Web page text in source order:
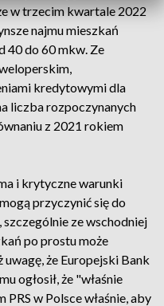
w trzecim kwartale 2022
najmu mieszkań
40 do 60 mkw. Ze
kredytowymi dla
liczba rozpoczynanych
z 2021 rokiem
i krytyczne warunki
przyczynić się do
ze wschodniej
po prostu może
że Europejski Bank
ogłosił, że "właśnie
w Polsce właśnie, aby